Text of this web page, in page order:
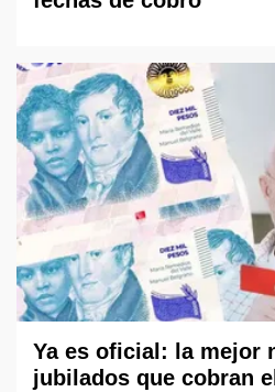
Ya es oficial: la mejor
jubilados que cobran